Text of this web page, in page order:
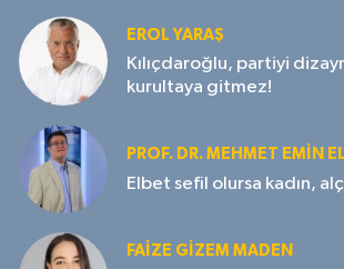
EROL YARAŞ
Kılıçdaroğlu, partiyi
kurultaya gitmez!
PROF. DR. MEHMET EMIN
Elbet sefil olursa kadın,
FAIZE GIZEM MADEN